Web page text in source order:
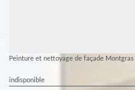
Peinture et nettoyage de façade Montgras
indisponible